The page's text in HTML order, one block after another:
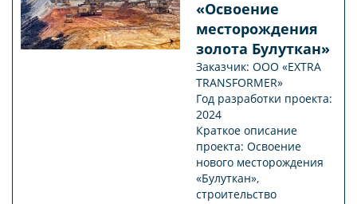
«Освоение
месторождения
золота Булуткан»
Заказчик: ООО «EXTRA
TRANSFORMER»
Год разработки проекта:
2024
Краткое описание
проекта: Освоение
нового месторождения
«Булуткан»,
строительство